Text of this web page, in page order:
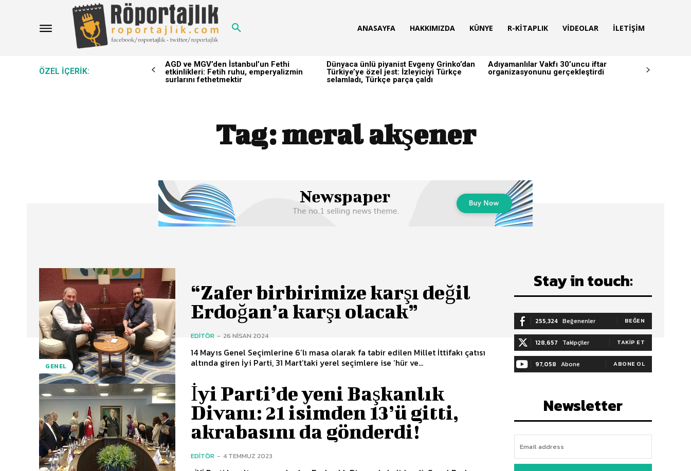
ANASAYFA HAKKIMIZDA KÜNYE R-KITAPLIK VIDEOLAR İLETIŞIM
ÖZEL IÇERIK:
AGD ve MGV’den İstanbul’un Fethi
etkinlikleri: Fetih ruhu, emperyalizmin
surlarını fethetmektir
Dünyaca ünlü piyanist Evgeny Grinko’dan
Türkiye’ye özel jest: İzleyiciyi Türkçe
selamladı, Türkçe parça çaldı
Adıyamanlılar Vakfı 30’uncu iftar
organizasyonunu gerçekleştirdi
Tag:meral akşener
GENEL
“Zafer birbirimize karşı değil
Erdoğan’a karşı olacak”
EDITÖR - 26 NISAN 2024
14 Mayıs Genel Seçimlerine 6’lı masa olarak fa tabir edilen Millet İttifakı çatısı
altında giren İyi Parti, 31 Mart’taki yerel seçimlere ise ‘hür ve...
İyi Parti’de yeni Başkanlık
Divanı: 21 isimden 13’ü gitti,
akrabasını da gönderdi!
EDITÖR - 4 TEMMUZ 2023
Stay in touch:
255,324 Beğenenler BEĞEN
128,657 Takipçiler TAKIP ET
97,058 Abone ABONE OL
Newsletter